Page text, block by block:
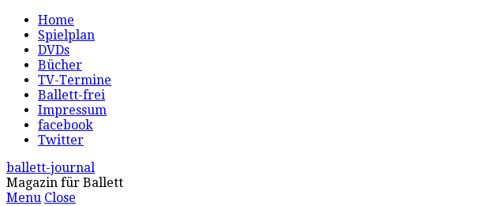
Home
Spielplan
DVDs
Bücher
TV-Termine
Ballett-frei
Impressum
facebook
Twitter
ballett-journal
Magazin für Ballett
Menu Close